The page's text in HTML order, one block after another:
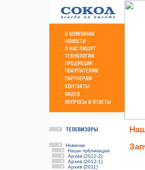
Новинки
Наши публикации
Архив (2012-2)
Архив (2012-1)
Архив (2011)